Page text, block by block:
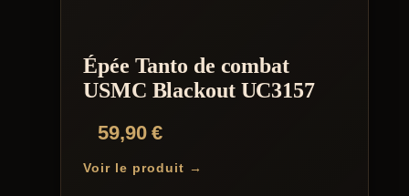
Épée Tanto de combat
USMC Blackout UC3157
59,90€
Voir le produit →